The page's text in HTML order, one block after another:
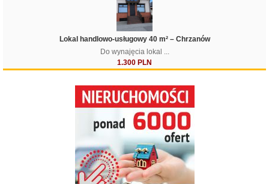
Filtruj
Lokal handlowo-usługowy 40 m² – Chrzanów
Do wynajęcia lokal ...
1.300 PLN